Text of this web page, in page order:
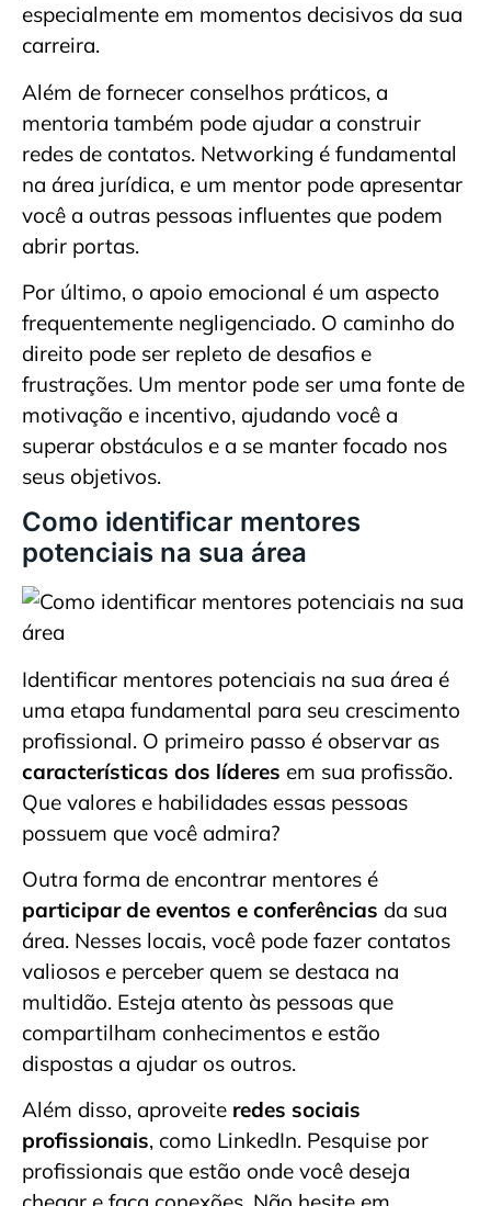
especialmente em momentos decisivos da sua
carreira.
Além de fornecer conselhos práticos, a
mentoria também pode ajudar a construir
redes de contatos. Networking é fundamental
na área jurídica, e um mentor pode apresentar
você a outras pessoas influentes que podem
abrir portas.
Por último, o apoio emocional é um aspecto
frequentemente negligenciado. O caminho do
direito pode ser repleto de desafios e
frustrações. Um mentor pode ser uma fonte de
motivação e incentivo, ajudando você a
superar obstáculos e a se manter focado nos
seus objetivos.
Como identificar mentores
potenciais na sua área
Identificar mentores potenciais na sua área é
uma etapa fundamental para seu crescimento
profissional. O primeiro passo é observar as
características dos líderes em sua profissão.
Que valores e habilidades essas pessoas
possuem que você admira?
Outra forma de encontrar mentores é
participar de eventos e conferências da sua
área. Nesses locais, você pode fazer contatos
valiosos e perceber quem se destaca na
multidão. Esteja atento às pessoas que
compartilham conhecimentos e estão
dispostas a ajudar os outros.
Além disso, aproveite redes sociais
profissionais, como LinkedIn. Pesquise por
profissionais que estão onde você deseja